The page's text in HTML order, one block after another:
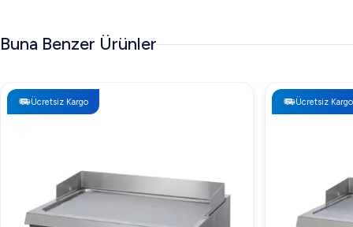
Öztiryakiler 700 Seri Set Üstü Grill Plate
Öztiryakiler 700 Seri Set Üstü Grill Plate
sıcaklık ayarlarıyla esnek pişirme imkanı tanır. Bunlara
Sıkça Sorulan Sorular
Buna Benzer Ürünler
Ücretsiz Kargo Ücretsiz Kargo